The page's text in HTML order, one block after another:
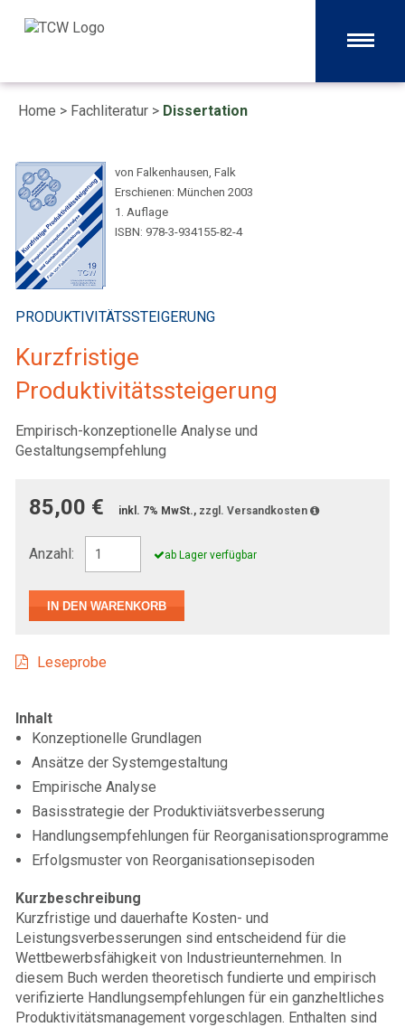
Home > Fachliteratur > Dissertation
von Falkenhausen, Falk
Erschienen: München 2003
1. Auflage
ISBN: 978-3-934155-82-4
PRODUKTIVITÄTSSTEIGERUNG
Kurzfristige
Produktivitätssteigerung
Empirisch-konzeptionelle Analyse und
Gestaltungsempfehlung
85,00 € inkl. 7% MwSt., zzgl. Versandkosten
Anzahl: ab Lager verfügbar
Leseprobe
Inhalt
Konzeptionelle Grundlagen
Ansätze der Systemgestaltung
Empirische Analyse
Basisstrategie der Produktiviätsverbesserung
Handlungsempfehlungen für Reorganisationsprogramme
Erfolgsmuster von Reorganisationsepisoden
Kurzbeschreibung
Kurzfristige und dauerhafte Kosten- und
Leistungsverbesserungen sind entscheidend für die
Wettbewerbsfähigkeit von Industrieunternehmen. In
diesem Buch werden theoretisch fundierte und empirisch
verifizierte Handlungsempfehlungen für ein ganzheltliches
Produktivitätsmanagement vorgeschlagen. Enthalten sind